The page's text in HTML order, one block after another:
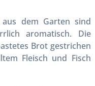
aus dem Garten sind
aromatisch. Die
Brot gestrichen
Fleisch und Fisch